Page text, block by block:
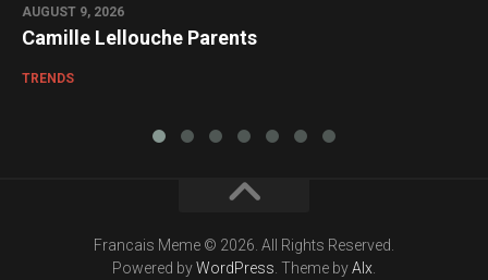
AUGUST 9, 2026
Camille Lellouche Parents
TRENDS
Francais Meme © 2026. All Rights Reserved.
Powered byWordPress . Theme byAlx